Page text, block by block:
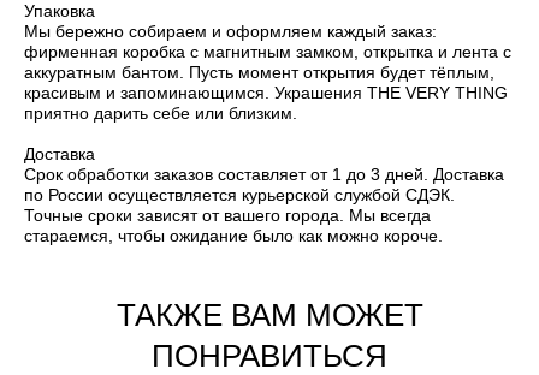
Упаковка
Мы бережно собираем и оформляем каждый заказ:
фирменная коробка с магнитным замком, открытка и лента с
аккуратным бантом. Пусть момент открытия будет тёплым,
красивым и запоминающимся. Украшения THE VERY THING
приятно дарить себе или близким.
Доставка
Срок обработки заказов составляет от 1 до 3 дней. Доставка
по России осуществляется курьерской службой СДЭК.
Точные сроки зависят от вашего города. Мы всегда
стараемся, чтобы ожидание было как можно короче.
ТАКЖЕ ВАМ МОЖЕТ
ПОНРАВИТЬСЯ